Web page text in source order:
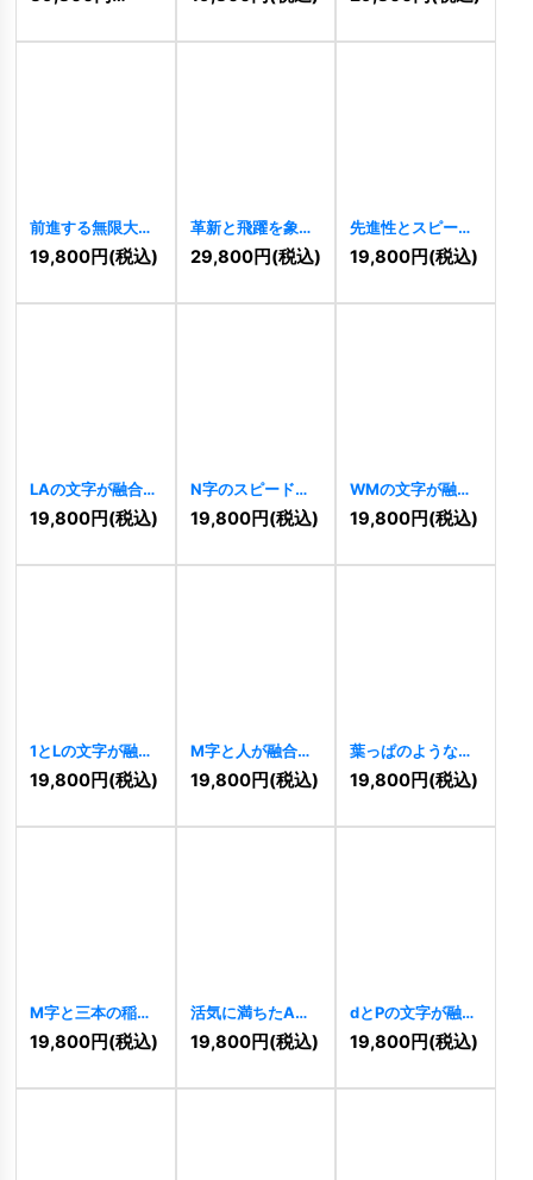
[ 10941 ] のロゴ [10885] のロゴ [10886]
前進する無限大
「X」のロゴ
10841 ]
19,800円(税込)
革新と飛躍を象徴
する「X」の3Dモ
ダンロゴ [ 10842]
29,800円(税込)
先進性とスピード
感を象徴する
「X」と無限のロ
19,800円(税込)
LAの文字が融合す
るシャープなテク
ノロジーロゴ
19,800円(税込)
N字のスピードラ
インと信頼テクノ
ロジーロゴ
19,800円(税込)
WMの文字が融合
した立体キューブ
ロゴ 10507]
19,800円(税込)
1とLの文字が融合
するスピードテク
ノロジーロゴ
19,800円(税込)
M字と人が融合し
た情熱的な成長ロ
ゴ [ 10499]
19,800円(税込)
葉っぱのような手
のひらのウェルネ
スロゴ [ 10496]
19,800円(税込)
M字と三本の稲妻
が輝くスピードロ
ゴ [ 10498]
19,800円(税込)
活気に満ちたAの
ロゴ[10487]
19,800円(税込)
dとPの文字が融合
したダイナミック
ロゴ 10484]
19,800円(税込)